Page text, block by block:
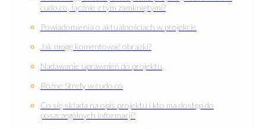
cudo.co, łącznie z tym zamkniętymi?
Powiadomienia o aktualnościach w projekcie
Jak mogę komentować obrazki?
Nadawanie uprawnień do projektu
Różne Strefy w cudo.co
Co się składa na opis projektu i kto ma dostęp do
poszczególnych informacji?